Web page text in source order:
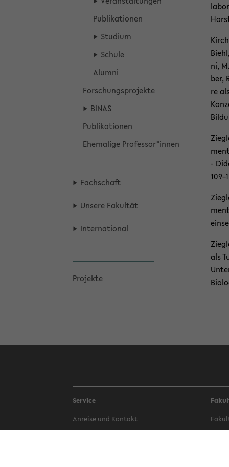
Pu­bli­ka­tio­nen
Stu­di­um
Schu­le
Alum­ni
For­schungs­pro­jek­te
BINAS
Pu­bli­ka­tio­nen
Ehe­ma­li­ge Pro­fes­sor*innen
Fach­schaft
Un­se­re Fa­kul­tät
In­ter­na­tio­nal
Pro­jek­te
ni,
ber,
re
-
als
Service
An­rei­se und Kon­takt